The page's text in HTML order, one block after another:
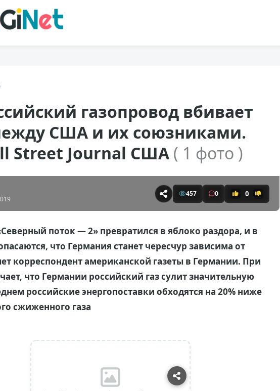
газопровод вбивает
США и их союзниками.
Street Journal США ( 1 фото )
457 0 0
поток — 2» превратился в яблоко раздора, и в
что Германия станет чересчур зависима от
корреспондент американской газеты в Германии. При
что Германии российский газ сулит значительную
российские энергопоставки обходятся на 20% ниже
сжиженного газа